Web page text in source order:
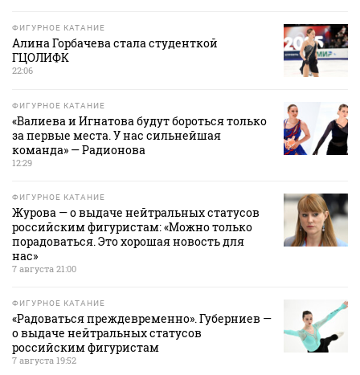
ФИГУРНОЕ КАТАНИЕ
Алина Горбачева стала студенткой
ГЦОЛИФК
22:06
ФИГУРНОЕ КАТАНИЕ
«Валиева и Игнатова будут бороться только
за первые места. У нас сильнейшая
команда» — Радионова
12:29
ФИГУРНОЕ КАТАНИЕ
Журова — о выдаче нейтральных статусов
российским фигуристам: «Можно только
порадоваться. Это хорошая новость для
нас»
7 августа 21:00
ФИГУРНОЕ КАТАНИЕ
«Радоваться преждевременно». Губерниев —
о выдаче нейтральных статусов
российским фигуристам
7 августа 19:52